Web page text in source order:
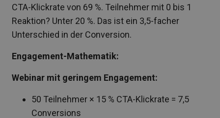
CTA-Klickrate von 69 %. Teilnehmer mit 0 bis 1
Reaktion? Unter 20 %. Das ist ein 3,5-facher
Unterschied in der Conversion.
Engagement-Mathematik:
Webinar mit geringem Engagement:
50 Teilnehmer × 15 % CTA-Klickrate = 7,5
Conversions